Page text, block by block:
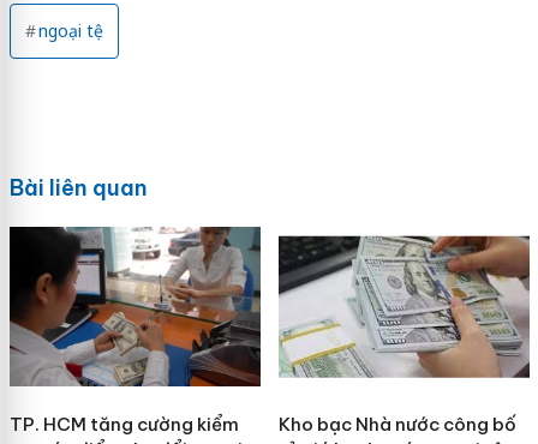
ngoại tệ
Bài liên quan
TP. HCM tăng cường kiểm
Kho bạc Nhà nước công bố